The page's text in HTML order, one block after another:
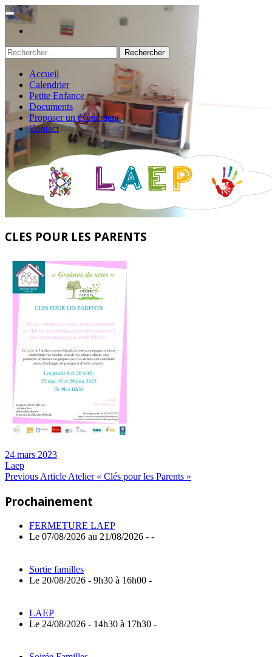
Rechercher :
Accueil
Calendrier
Petite Enfance
Documents
Proposer un évènement
Contact
CLES POUR LES PARENTS
24 mars 2023
Laep
Navigation
de
l’article
Previous ArticlePrevious
Atelier « Clés pour les Parents »
Prochainement
FERMETURE LAEP
Le 07/08/2026 au 21/08/2026 - -
Sortie familles
Le 20/08/2026 - 9h30 à 16h00 -
LAEP
Le 24/08/2026 - 14h30 à 17h30 -